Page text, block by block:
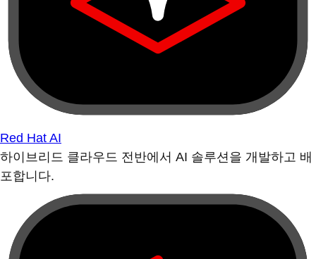
Red Hat AI
하이브리드 클라우드 전반에서 AI 솔루션을 개발하고 배
포합니다.